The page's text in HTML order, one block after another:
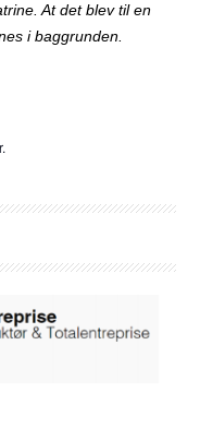
At det blev til en
i baggrunden.